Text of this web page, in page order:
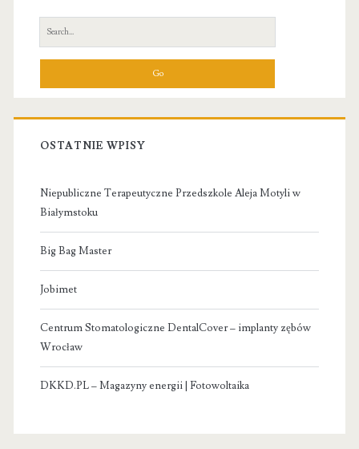
Sidebar
Search
for:
OSTATNIE WPISY
Niepubliczne Terapeutyczne Przedszkole Aleja Motyli w
Białymstoku
Big Bag Master
Jobimet
Centrum Stomatologiczne DentalCover – implanty zębów
Wrocław
DKKD.PL – Magazyny energii | Fotowoltaika